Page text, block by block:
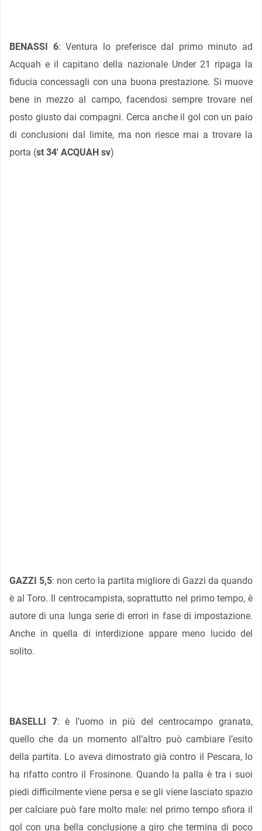
BENASSI 6: Ventura lo preferisce dal primo minuto ad
Acquah e il capitano della nazionale Under 21 ripaga la
fiducia concessagli con una buona prestazione. Si muove
bene in mezzo al campo, facendosi sempre trovare nel
posto giusto dai compagni. Cerca anche il gol con un paio
di conclusioni dal limite, ma non riesce mai a trovare la
porta (st 34′ ACQUAH sv)
GAZZI 5,5: non certo la partita migliore di Gazzi da quando
è al Toro. Il centrocampista, soprattutto nel primo tempo, è
autore di una lunga serie di errori in fase di impostazione.
Anche in quella di interdizione appare meno lucido del
solito.
BASELLI 7: è l’uomo in più del centrocampo granata,
quello che da un momento all’altro può cambiare l’esito
della partita. Lo aveva dimostrato già contro il Pescara, lo
ha rifatto contro il Frosinone. Quando la palla è tra i suoi
piedi difficilmente viene persa e se gli viene lasciato spazio
per calciare può fare molto male: nel primo tempo sfiora il
gol con una bella conclusione a giro che termina di poco